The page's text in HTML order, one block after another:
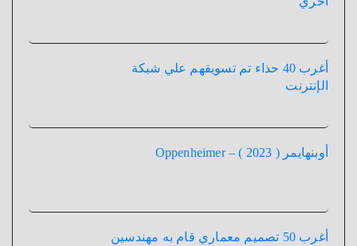
أغرب 40 حذاء تم تسويقهم علي شبكة
الإنترنت
أوبنهايمر ( 2023 ) – Oppenheimer
أغرب 50 تصميم معماري قام به مهندسين